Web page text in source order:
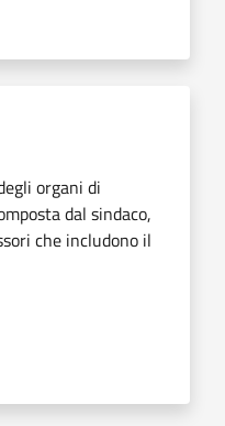
organi di
dal sindaco,
che includono il